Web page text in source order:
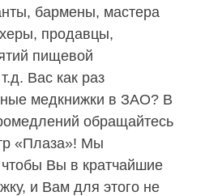
бармены, мастера
продавцы,
пищевой
Вас как раз
медкнижки в ЗАО? В
обращайтесь
«Плаза»! Мы
Вы в кратчайшие
и Вам для этого не